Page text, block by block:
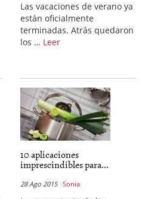
Las vacaciones de verano ya
están oficialmente
terminadas. Atrás quedaron
los … Leer
10 aplicaciones
imprescindibles para...
28 Ago 2015 Sonia